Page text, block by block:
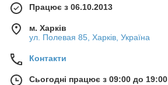
Працює з 06.10.2013
м. Харків
ул. Полевая 85, Харків, Україна
Контакти
Сьогодні працює з 09:00 до 19:00